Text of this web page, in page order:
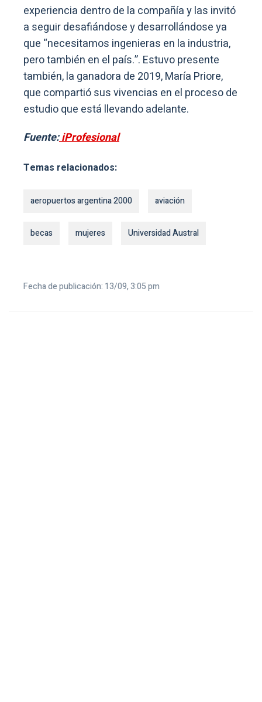
experiencia dentro de la compañía y las invitó
a seguir desafiándose y desarrollándose ya
que “necesitamos ingenieras en la industria,
pero también en el país.”. Estuvo presente
también, la ganadora de 2019, María Priore,
que compartió sus vivencias en el proceso de
estudio que está llevando adelante.
Fuente:iProfesional
Temas relacionados:
aeropuertos argentina 2000 aviación
becas mujeres Universidad Austral
Fecha de publicación: 13/09, 3:05 pm